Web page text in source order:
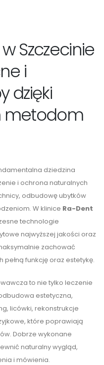
Szczecinie
i
dzięki
metodom
dziedzina
i ochrona naturalnych
odbudowę ubytków
W klinice Ra-Dent
technologie
najwyższej jakości oraz
zachować
funkcję oraz estetykę.
to nie tylko leczenie
estetyczna,
licówki, rekonstrukcje
które poprawiają
Dobrze wykonane
naturalny wygląd,
i mówienia.